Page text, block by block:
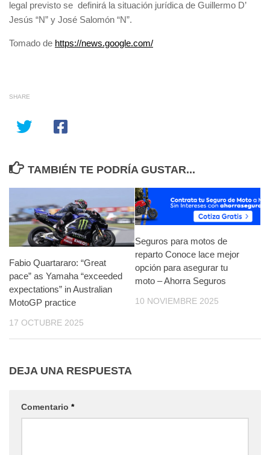
legal previsto se definirá la situación jurídica de Guillermo D’
Jesús “N” y José Salomón “N”.
Tomado de https://news.google.com/
SHARE
TAMBIÉN TE PODRÍA GUSTAR...
Fabio Quartararo: “Great
pace” as Yamaha “exceeded
expectations” in Australian
MotoGP practice
17 OCTUBRE 2025
Seguros para motos de
reparto Conoce lace mejor
opción para asegurar tu
moto – Ahorra Seguros
10 NOVIEMBRE 2025
DEJA UNA RESPUESTA
Comentario *